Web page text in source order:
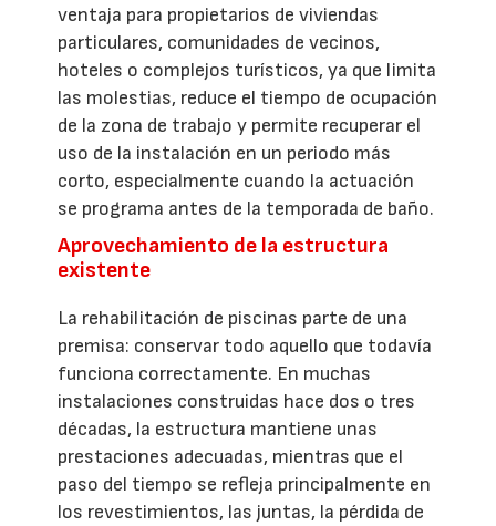
ventaja para propietarios de viviendas
particulares, comunidades de vecinos,
hoteles o complejos turísticos, ya que limita
las molestias, reduce el tiempo de ocupación
de la zona de trabajo y permite recuperar el
uso de la instalación en un periodo más
corto, especialmente cuando la actuación
se programa antes de la temporada de baño.
Aprovechamiento de la estructura
existente
La rehabilitación de piscinas parte de una
premisa: conservar todo aquello que todavía
funciona correctamente. En muchas
instalaciones construidas hace dos o tres
décadas, la estructura mantiene unas
prestaciones adecuadas, mientras que el
paso del tiempo se refleja principalmente en
los revestimientos, las juntas, la pérdida de